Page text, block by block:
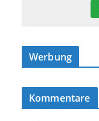
Werbung
Kommentare